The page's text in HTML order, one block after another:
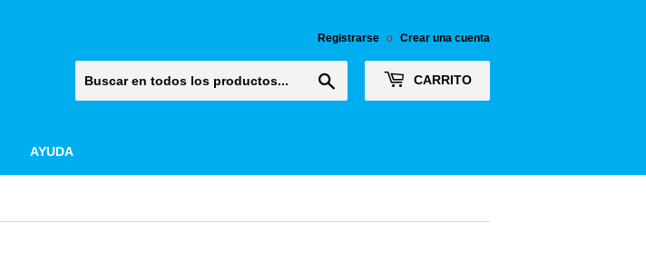
Registrarse o Crear una cuenta
CARRITO
AYUDA